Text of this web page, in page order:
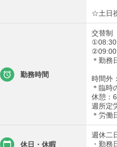
☆土日
勤務時間
交替制
＊勤務
時間外
＊臨時
休憩：
週所定
＊労働
休日・休暇
週休二
・勤務